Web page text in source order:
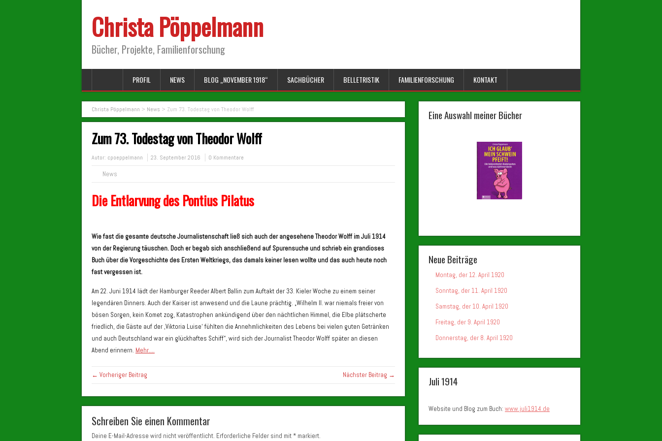
Christa Pöppelmann
Bücher, Projekte, Familienforschung
PROFIL NEWS BLOG „NOVEMBER 1918“ SACHBÜCHER BELLETRISTIK FAMILIENFORSCHUNG KONTAKT
Christa Pöppelmann > News > Zum 73. Todestag von Theodor Wolff
Zum 73. Todestag von Theodor Wolff
Autor: cpoeppelmann 23. September 2016 0 Kommentare
News
Die Entlarvung des Pontius Pilatus
Wie fast die gesamte deutsche Journalistenschaft ließ sich auch der angesehene Theodor Wolff im Juli 1914
von der Regierung täuschen. Doch er begab sich anschließend auf Spurensuche und schrieb ein grandioses
Buch über die Vorgeschichte des Ersten Weltkriegs, das damals keiner lesen wollte und das auch heute noch
fast vergessen ist.
Am 22. Juni 1914 lädt der Hamburger Reeder Albert Ballin zum Auftakt der 33. Kieler Woche zu einem seiner
legendären Dinners. Auch der Kaiser ist anwesend und die Laune prächtig. „Wilhelm II. war niemals freier von
bösen Sorgen, kein Komet zog, Katastrophen ankündigend über den nächtlichen Himmel, die Elbe plätscherte
friedlich, die Gäste auf der ‚Viktoria Luise‘ fühlten die Annehmlichkeiten des Lebens bei vielen guten Getränken
und auch Deutschland war ein glückhaftes Schiff“, wird sich der Journalist Theodor Wolff später an diesen
Abend erinnern. Mehr….
← Vorheriger Beitrag Nächster Beitrag →
Schreiben Sie einen Kommentar
Deine E-Mail-Adresse wird nicht veröffentlicht. Erforderliche Felder sind mit * markiert.
Eine Auswahl meiner Bücher
Neue Beiträge
Montag, der 12. April 1920
Sonntag, der 11. April 1920
Samstag, der 10. April 1920
Freitag, der 9. April 1920
Donnerstag, der 8. April 1920
Juli 1914
Website und Blog zum Buch: www.juli1914.de